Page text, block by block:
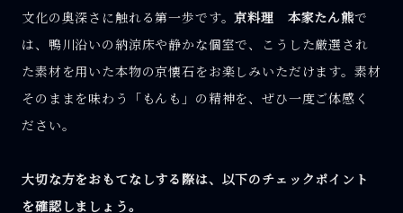
文化の奥深さに触れる第一歩です。京料理 本家たん熊で
は、鴨川沿いの納涼床や静かな個室で、こうした厳選され
た素材を用いた本物の京懐石をお楽しみいただけます。素材
そのままを味わう「もんも」の精神を、ぜひ一度ご体感く
ださい。
大切な方をおもてなしする際は、以下のチェックポイント
を確認しましょう。